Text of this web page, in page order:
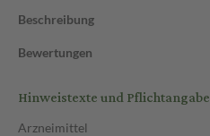
Beschreibung
Bewertungen
Hinweistexte und
Arzneimittel